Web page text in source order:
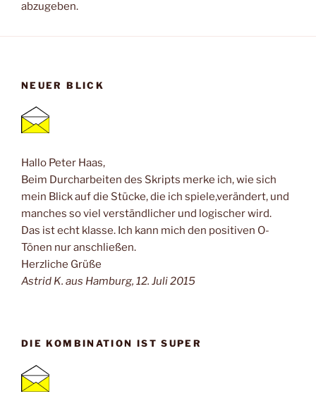
abzugeben.
NEUER BLICK
Hallo Peter Haas,
Beim Durcharbeiten des Skripts merke ich, wie sich
mein Blick auf die Stücke, die ich spiele,verändert, und
manches so viel verständlicher und logischer wird.
Das ist echt klasse. Ich kann mich den positiven O-
Tönen nur anschließen.
Herzliche Grüße
Astrid K. aus Hamburg, 12. Juli 2015
DIE KOMBINATION IST SUPER